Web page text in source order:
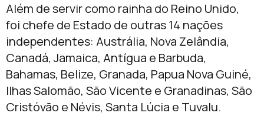
Além de servir como rainha do Reino Unido,
foi chefe de Estado de outras 14 nações
independentes: Austrália, Nova Zelândia,
Canadá, Jamaica, Antígua e Barbuda,
Bahamas, Belize, Granada, Papua Nova Guiné,
Ilhas Salomão, São Vicente e Granadinas, São
Cristóvão e Névis, Santa Lúcia e Tuvalu.